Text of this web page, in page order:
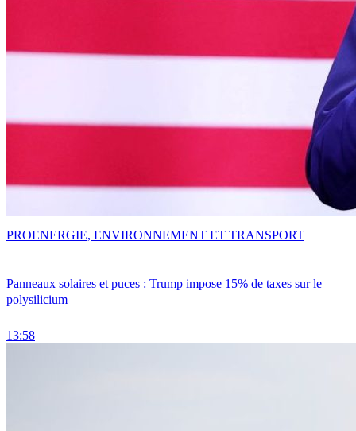
Panneaux solaires et puces : Trump impose 15% de taxes sur le
polysilicium
13:58
PROENERGIE, ENVIRONNEMENT ET TRANSPORT